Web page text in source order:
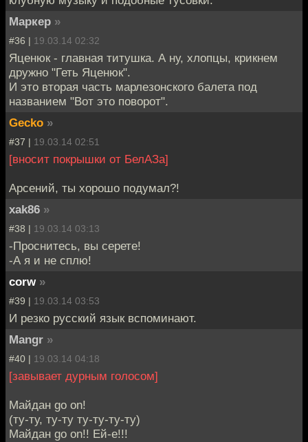
Маркер »
#36 | 19.03.14 02:32
Яценюк - главная титушка. А ну, хлопцы, крикнем
дружно "Геть Яценюк".
И это вторая часть марлезонского балета под
названием "Вот это поворот".
Gecko »
#37 | 19.03.14 02:51
[вносит покрышки от БелАЗа]
Арсений, ты хорошо подумал?!
xak86 »
#38 | 19.03.14 03:13
-Проснитесь, вы серете!
-А я и не сплю!
corw »
#39 | 19.03.14 03:53
И резко русский язык вспоминают.
Mangr »
#40 | 19.03.14 04:18
[завывает дурным голосом]
Майдан go on!
(ту-ту, ту-ту ту-ту-ту-ту)
Майдан go on!! Ей-е!!!